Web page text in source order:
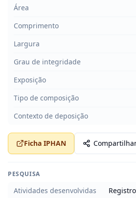
Área
Comprimento
Largura
Grau de integridade
Exposição
Tipo de composição
Contexto de deposição
Ficha IPHAN
PESQUISA
Atividades desenvolvidas